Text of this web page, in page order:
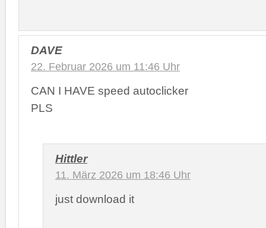
DAVE
22. Februar 2026 um 11:46 Uhr
CAN I HAVE speed autoclicker
PLS
Hittler
11. März 2026 um 18:46 Uhr
just download it